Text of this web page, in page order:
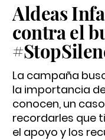
Aldeas
contra el
La campaña
la importancia
conocen, un
recordarles que
el apoyo y los